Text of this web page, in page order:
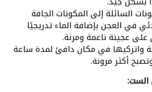
السائلة إلى المكونات الجافة
في العجن بإضافة الماء تدريجيًا
عجينة ناعمة ومرنة.
واتركيها في مكان دافئ لمدة ساعة
أكثر مرونة.